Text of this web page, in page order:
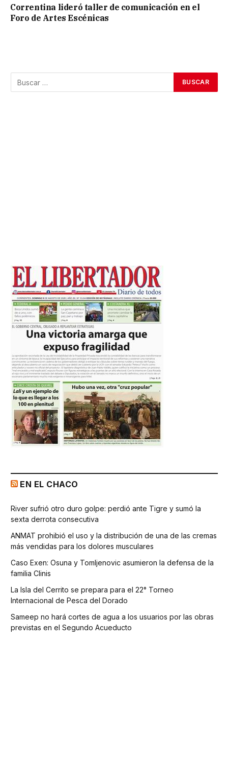
Correntina lideró taller de comunicación en el
Foro de Artes Escénicas
EN EL CHACO
River sufrió otro duro golpe: perdió ante Tigre y sumó la
sexta derrota consecutiva
ANMAT prohibió el uso y la distribución de una de las cremas
más vendidas para los dolores musculares
Caso Exen: Osuna y Tomljenovic asumieron la defensa de la
familia Clinis
La Isla del Cerrito se prepara para el 22° Torneo
Internacional de Pesca del Dorado
Sameep no hará cortes de agua a los usuarios por las obras
previstas en el Segundo Acueducto